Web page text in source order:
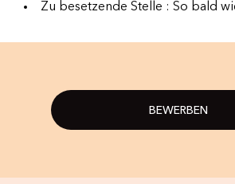
Zu besetzende Stelle : So bald
BEWERBEN